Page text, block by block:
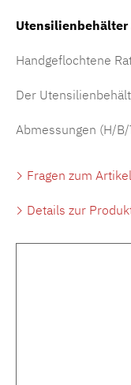
Utensilienbehälter
Handgeflochtene
Der
Abmessungen (H/
Fragen zum
Details zur